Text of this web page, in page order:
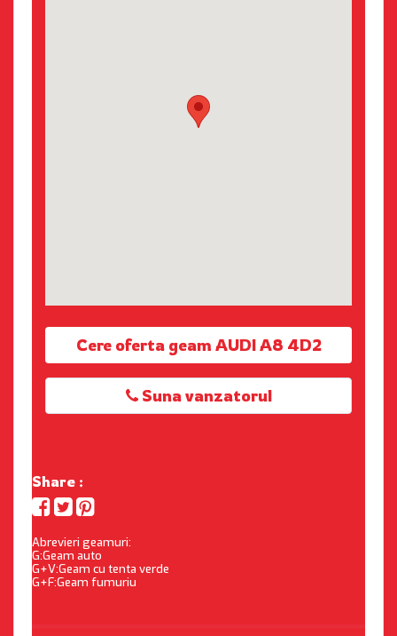
Cere oferta geam AUDI A8 4D2
Suna vanzatorul
Share :
Abrevieri geamuri:
G:Geam auto
G+V:Geam cu tenta verde
G+F:Geam fumuriu